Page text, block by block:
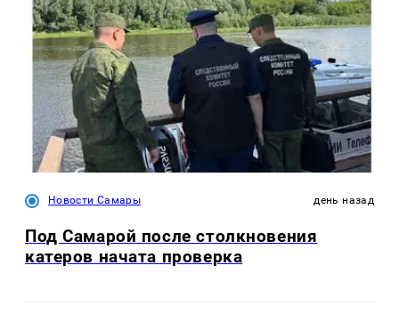
Новости Самары день назад
Под Самарой после столкновения
катеров начата проверка